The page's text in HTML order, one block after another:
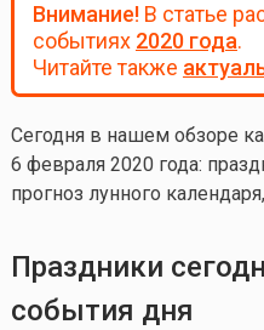
Внимание!В статье
событиях 2020 года.
Читайте также
Сегодня в нашем обзоре
6 февраля 2020 года:
прогноз лунного
Праздники
события дня